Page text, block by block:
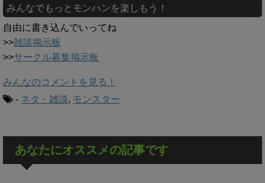
みんなでもっとモンハンを楽しもう！
自由に書き込んでいってね
>>雑談掲示板
>>サークル募集掲示板
みんなのコメントを見る！
- ネタ・雑談, モンスター
あなたにオススメの記事です